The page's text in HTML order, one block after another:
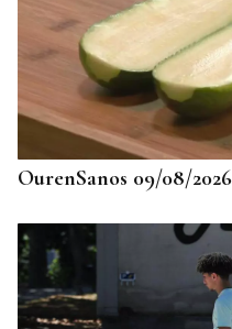
725 PLAZAS EN GALICIA
Récord histórico de
Especializada en 2027:
convocatoria
OurenSanos 09/08/2026